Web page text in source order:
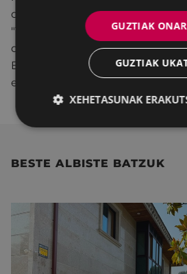
ditzakete www.eibar.eus udal
"Tramiteak eta zerbitzuak"
dirulaguntzak eta laguntzak"
Eskaerak modu elektronikoan
eskatutako dokumentazioa
BESTE ALBISTE BATZUK
GUZTIAK
GUZTIAK
XEHETASUNAK